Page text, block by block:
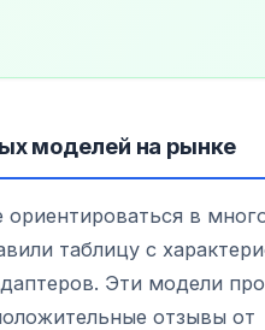
моделей на рынке
в
таблицу с
Эти модели
отзывы от